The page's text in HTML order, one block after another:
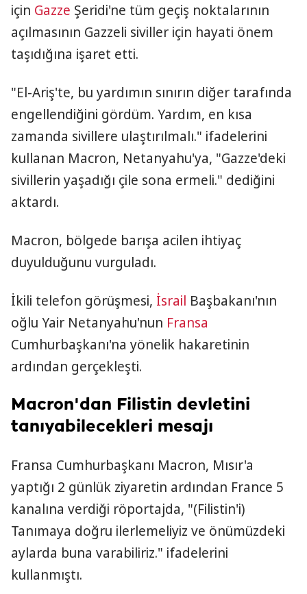
için Gazze Şeridi'ne tüm geçiş noktalarının
açılmasının Gazzeli siviller için hayati önem
taşıdığına işaret etti.
"El-Ariş'te, bu yardımın sınırın diğer tarafında
engellendiğini gördüm. Yardım, en kısa
zamanda sivillere ulaştırılmalı." ifadelerini
kullanan Macron, Netanyahu'ya, "Gazze'deki
sivillerin yaşadığı çile sona ermeli." dediğini
aktardı.
Macron, bölgede barışa acilen ihtiyaç
duyulduğunu vurguladı.
İkili telefon görüşmesi, İsrail Başbakanı'nın
oğlu Yair Netanyahu'nun Fransa
Cumhurbaşkanı'na yönelik hakaretinin
ardından gerçekleşti.
Macron'dan Filistin devletini
tanıyabilecekleri mesajı
Fransa Cumhurbaşkanı Macron, Mısır'a
yaptığı 2 günlük ziyaretin ardından France 5
kanalına verdiği röportajda, "(Filistin'i)
Tanımaya doğru ilerlemeliyiz ve önümüzdeki
aylarda buna varabiliriz." ifadelerini
kullanmıştı.